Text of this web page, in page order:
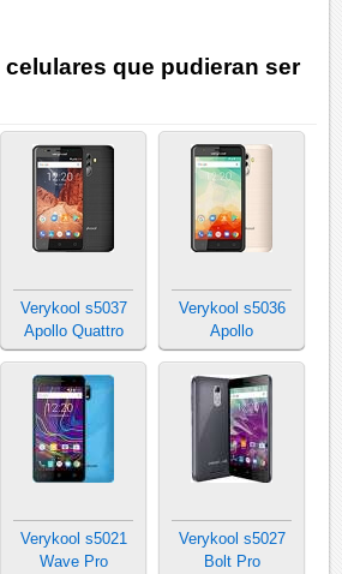
que pudieran ser
Verykool s5037
Apollo Quattro
Verykool s5036
Apollo
Verykool s5021
Wave Pro
Verykool s5027
Bolt Pro